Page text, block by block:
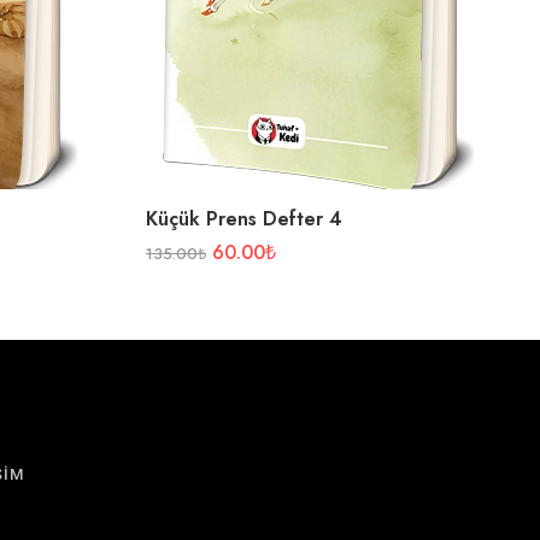
Küçük Prens Defter 4
135.00₺ 60.00₺